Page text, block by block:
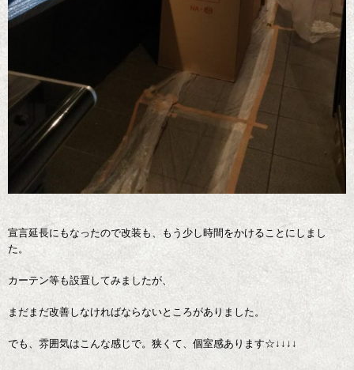
宣言延長にもなったので改装も、もう少し時間をかけることにしまし
た。
カーテン等も設置してみましたが、
まだまだ改善しなければならないところがありました。
でも、雰囲気はこんな感じで。狭くて、個室感あります☆↓↓↓↓